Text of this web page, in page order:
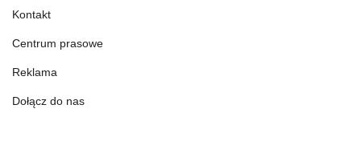
Kontakt
Centrum prasowe
Reklama
Dołącz do nas